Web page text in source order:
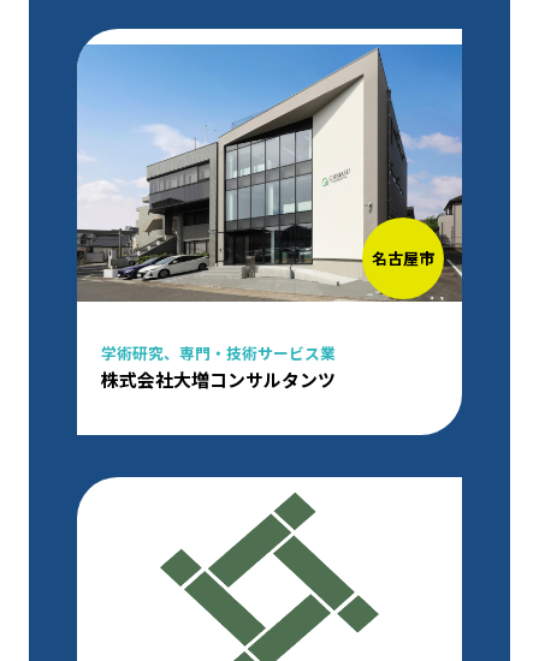
名古屋市
学術研究、専門・技術サービス業
株式会社大増コンサルタンツ